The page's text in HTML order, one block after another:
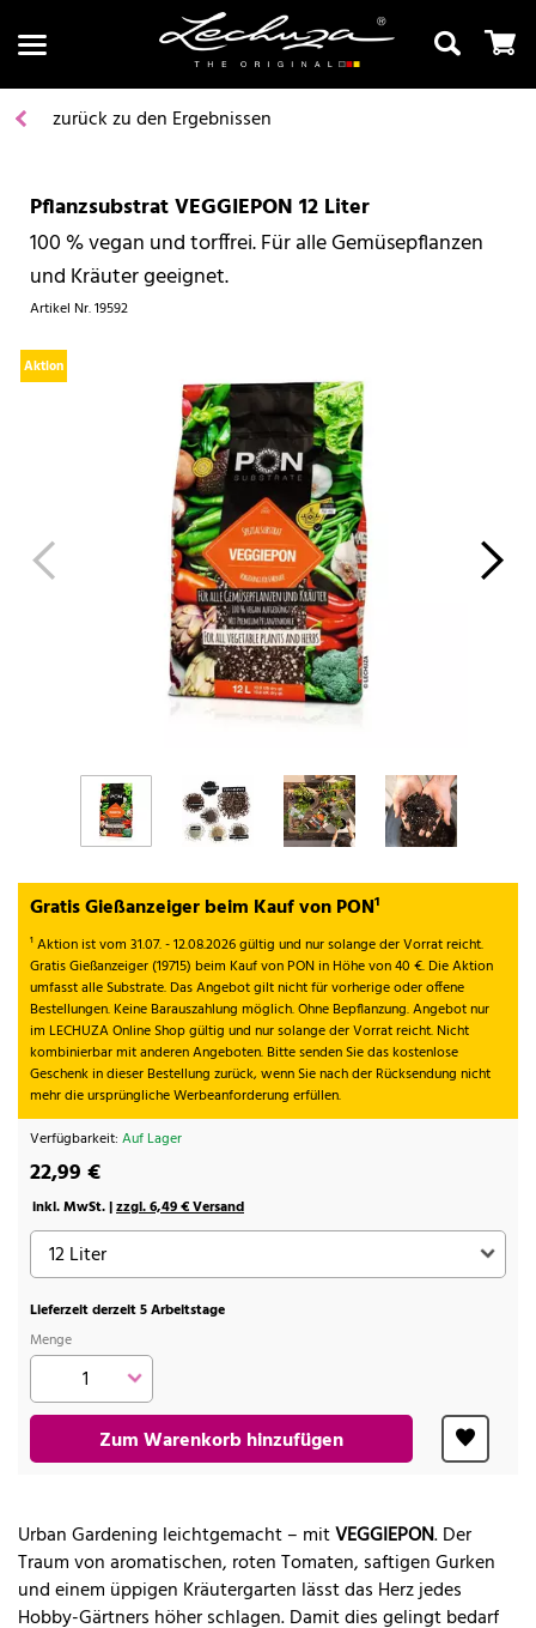
Suchen
zurück zu den Ergebnissen
Pflanzsubstrat VEGGIEPON 12 Liter
100 % vegan und torffrei. Für alle Gemüsepflanzen
und Kräuter geeignet.
Artikel Nr.19592
Aktion
Gratis Gießanzeiger beim Kauf von PON¹
¹ Aktion ist vom 31.07. - 12.08.2026 gültig und nur solange der Vorrat reicht.
Gratis Gießanzeiger (19715) beim Kauf von PON in Höhe von 40 €. Die Aktion
umfasst alle Substrate. Das Angebot gilt nicht für vorherige oder offene
Bestellungen. Keine Barauszahlung möglich. Ohne Bepflanzung. Angebot nur
im LECHUZA Online Shop gültig und nur solange der Vorrat reicht. Nicht
kombinierbar mit anderen Angeboten. Bitte senden Sie das kostenlose
Geschenk in dieser Bestellung zurück, wenn Sie nach der Rücksendung nicht
mehr die ursprüngliche Werbeanforderung erfüllen.
Verfügbarkeit: Auf Lager
22,99 €
inkl. MwSt. |zzgl. 6,49 € Versand
Lieferzeit derzeit 5 Arbeitstage
Menge
Zum Warenkorb hinzufügen
Urban Gardening leichtgemacht – mitVEGGIEPON. Der
Traum von aromatischen, roten Tomaten, saftigen Gurken
und einem üppigen Kräutergarten lässt das Herz jedes
Hobby-Gärtners höher schlagen. Damit dies gelingt bedarf